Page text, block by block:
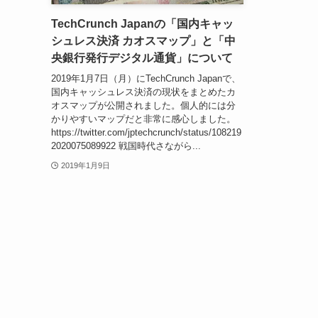
TechCrunch Japanの「国内キャッ
シュレス決済 カオスマップ」と「中
央銀行発行デジタル通貨」について
2019年1月7日（月）にTechCrunch Japanで、
国内キャッシュレス決済の現状をまとめたカ
オスマップが公開されました。個人的には分
かりやすいマップだと非常に感心しました。
https://twitter.com/jptechcrunch/status/108219
2020075089922 戦国時代さながら...
2019年1月9日